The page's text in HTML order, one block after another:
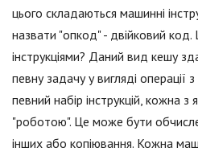
цього складаються машинні
назвати "опкод" - двійковий
інструкціями? Даний вид кешу
певну задачу у вигляді
певний набір інструкцій, кожна
"роботою". Це може бути
інших або копіювання. Кожна